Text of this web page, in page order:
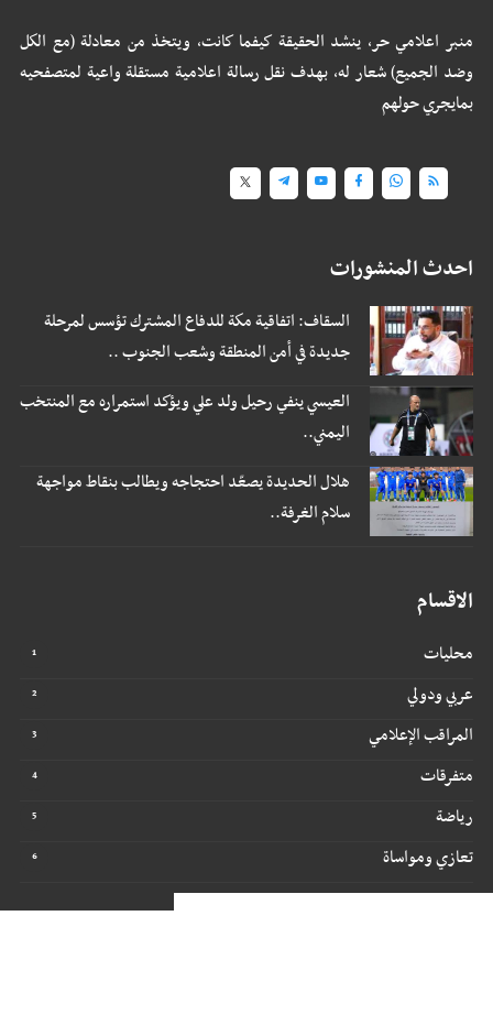
منبر اعلامي حر، ينشد الحقيقة كيفما كانت، ويتخذ من معادلة (مع الكل
وضد الجميع) شعار له، بهدف نقل رسالة اعلامية مستقلة واعية لمتصفحيه
بمايجري حولهم
احدث المنشورات
السقاف: اتفاقية مكة للدفاع المشترك تؤسس لمرحلة
جديدة في أمن المنطقة وشعب الجنوب ..
العيسي ينفي رحيل ولد علي ويؤكد استمراره مع المنتخب
اليمني..
هلال الحديدة يصعّد احتجاجه ويطالب بنقاط مواجهة
سلام الغرفة..
الاقسام
محليات
عربي ودولي
المراقب الإعلامي
متفرقات
رياضة
تعازي ومواساة